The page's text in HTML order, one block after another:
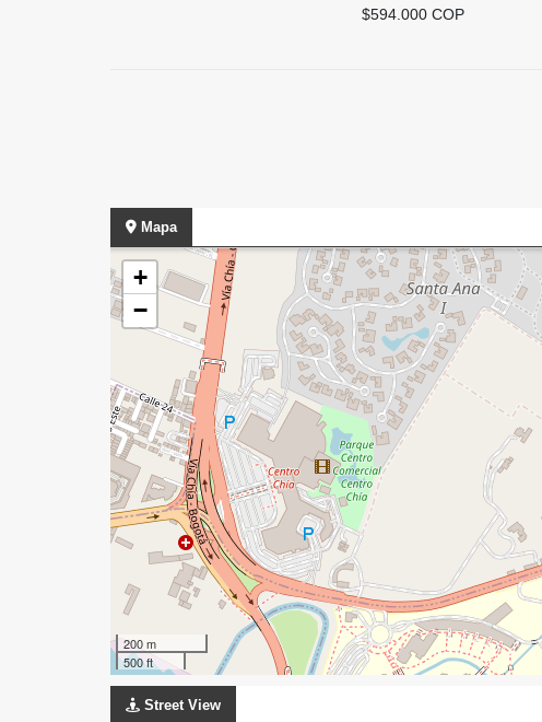
$594.000 COP
Mapa
+
−
200 m
500 ft
Street View